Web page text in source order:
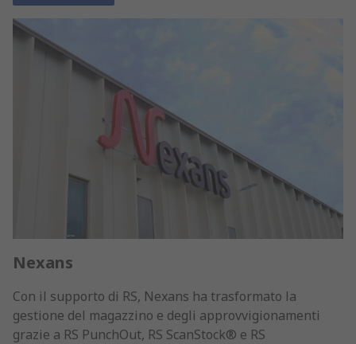
Nexans
Con il supporto di RS, Nexans ha trasformato la
gestione del magazzino e degli approvvigionamenti
grazie a RS PunchOut, RS ScanStock® e RS